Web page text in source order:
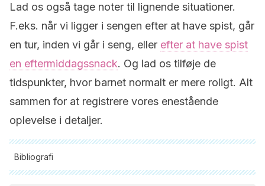
Lad os også tage noter til lignende situationer.
F.eks. når vi ligger i sengen efter at have spist, går
en tur, inden vi går i seng, eller efter at have spist
en eftermiddagssnack. Og lad os tilføje de
tidspunkter, hvor barnet normalt er mere roligt. Alt
sammen for at registrere vores enestående
oplevelse i detaljer.
Bibliografi
Alle citerede kilder blev grundigt gennemgået af vores team